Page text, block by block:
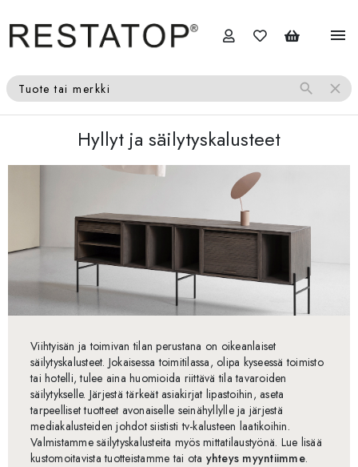
menu
Tuote tai merkki search close
Hyllyt ja säilytyskalusteet
Viihtyisän ja toimivan tilan perustana on oikeanlaiset
säilytyskalusteet. Jokaisessa toimitilassa, olipa kyseessä toimisto
tai hotelli, tulee aina huomioida riittävä tila tavaroiden
säilytykselle. Järjestä tärkeät asiakirjat lipastoihin, aseta
tarpeelliset tuotteet avonaiselle seinähyllylle ja järjestä
mediakalusteiden johdot siististi tv-kalusteen laatikoihin.
Valmistamme säilytyskalusteita myös mittatilaustyönä. Lue lisää
kustomoitavista tuotteistamme tai ota yhteys myyntiimme.